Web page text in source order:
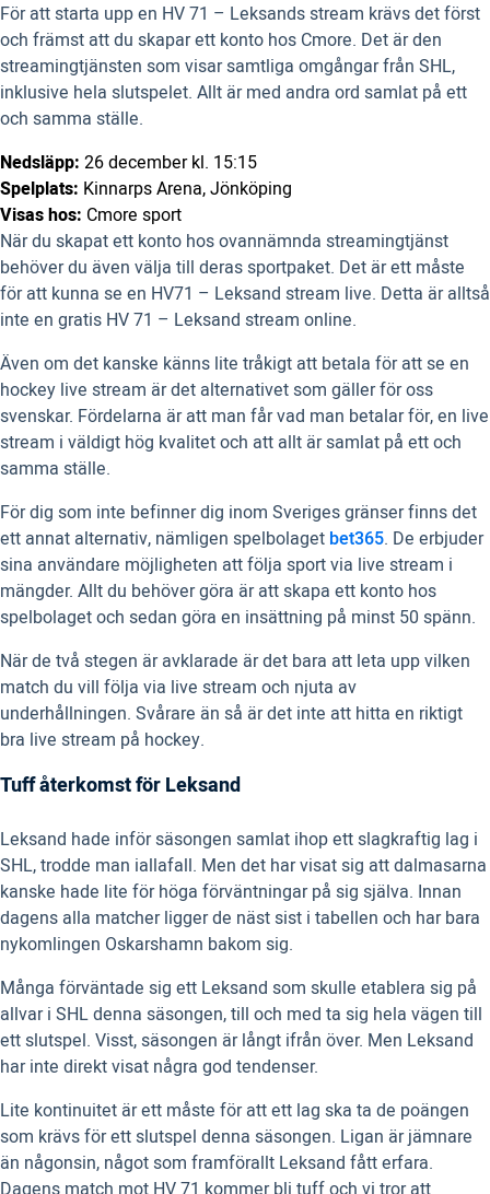
För att starta upp en HV 71 – Leksands stream krävs det först
och främst att du skapar ett konto hos Cmore. Det är den
streamingtjänsten som visar samtliga omgångar från SHL,
inklusive hela slutspelet. Allt är med andra ord samlat på ett
och samma ställe.
Nedsläpp: 26 december kl. 15:15
Spelplats: Kinnarps Arena, Jönköping
Visas hos: Cmore sport
När du skapat ett konto hos ovannämnda streamingtjänst
behöver du även välja till deras sportpaket. Det är ett måste
för att kunna se en HV71 – Leksand stream live. Detta är alltså
inte en gratis HV 71 – Leksand stream online.
Även om det kanske känns lite tråkigt att betala för att se en
hockey live stream är det alternativet som gäller för oss
svenskar. Fördelarna är att man får vad man betalar för, en live
stream i väldigt hög kvalitet och att allt är samlat på ett och
samma ställe.
För dig som inte befinner dig inom Sveriges gränser finns det
ett annat alternativ, nämligen spelbolaget bet365. De erbjuder
sina användare möjligheten att följa sport via live stream i
mängder. Allt du behöver göra är att skapa ett konto hos
spelbolaget och sedan göra en insättning på minst 50 spänn.
När de två stegen är avklarade är det bara att leta upp vilken
match du vill följa via live stream och njuta av
underhållningen. Svårare än så är det inte att hitta en riktigt
bra live stream på hockey.
Tuff återkomst för Leksand
Leksand hade inför säsongen samlat ihop ett slagkraftig lag i
SHL, trodde man iallafall. Men det har visat sig att dalmasarna
kanske hade lite för höga förväntningar på sig själva. Innan
dagens alla matcher ligger de näst sist i tabellen och har bara
nykomlingen Oskarshamn bakom sig.
Många förväntade sig ett Leksand som skulle etablera sig på
allvar i SHL denna säsongen, till och med ta sig hela vägen till
ett slutspel. Visst, säsongen är långt ifrån över. Men Leksand
har inte direkt visat några god tendenser.
Lite kontinuitet är ett måste för att ett lag ska ta de poängen
som krävs för ett slutspel denna säsongen. Ligan är jämnare
än någonsin, något som framförallt Leksand fått erfara.